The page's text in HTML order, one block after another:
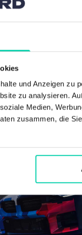
und Anzeigen zu
zu analysieren.
Medien,
zusammen, die